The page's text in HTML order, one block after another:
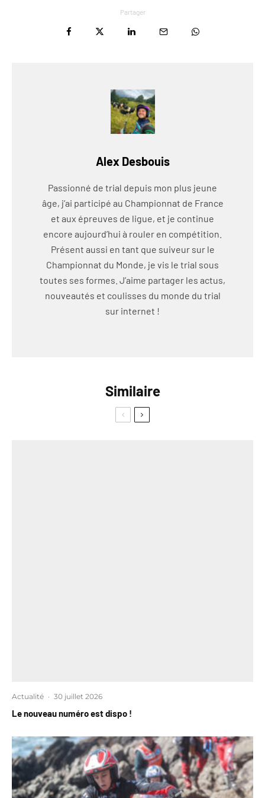
Partager
Alex Desbouis
Passionné de trial depuis mon plus jeune
âge, j’ai participé au Championnat de France
et aux épreuves de ligue, et je continue
encore aujourd’hui à rouler en compétition.
Présent aussi en tant que suiveur sur le
Championnat du Monde, je vis le trial sous
toutes ses formes. J’aime partager les actus,
nouveautés et coulisses du monde du trial
sur internet !
Similaire
Actualité · 30 juillet 2026
Le nouveau numéro est dispo !